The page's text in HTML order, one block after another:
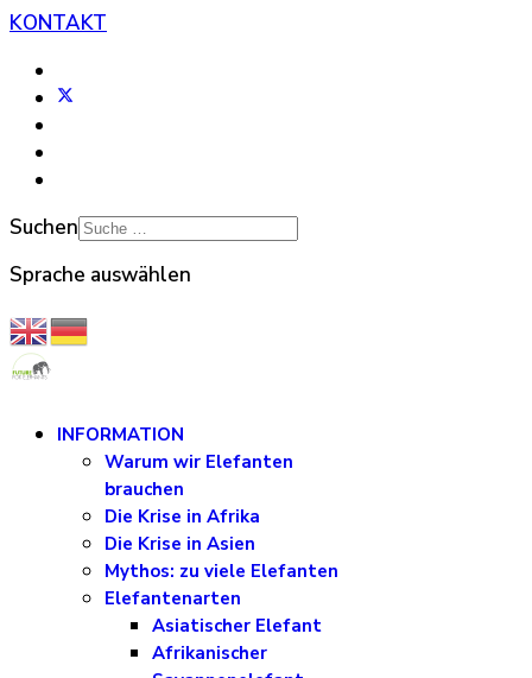
KONTAKT
Suchen
Sprache auswählen
INFORMATION
Warum wir Elefanten
brauchen
Die Krise in Afrika
Die Krise in Asien
Mythos: zu viele Elefanten
Elefantenarten
Asiatischer Elefant
Afrikanischer